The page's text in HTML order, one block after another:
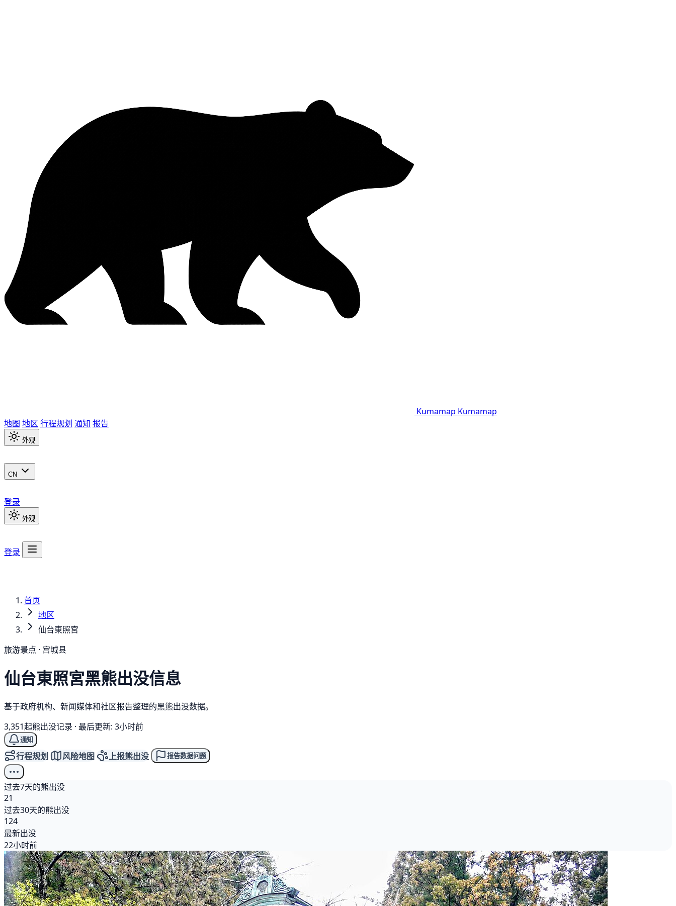
Kumamap Kumamap
地图 地区 行程规划 通知 报告
外观
CN
登录
外观
登录
首页
地区
仙台東照宮
旅游景点 · 宫城县
仙台東照宮黑熊出没信息
基于政府机构、新闻媒体和社区报告整理的黑熊出没数据。
3,351起熊出没记录 · 最后更新: 3小时前
通知
行程规划 风险地图 上报熊出没 报告数据问题
过去7天的熊出没
21
过去30天的熊出没
124
最新出没
22小时前